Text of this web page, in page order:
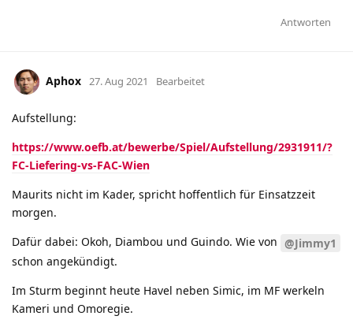
Antworten
Aphox 27. Aug 2021 Bearbeitet
Aufstellung:
https://www.oefb.at/bewerbe/Spiel/Aufstellung/2931911/?
FC-Liefering-vs-FAC-Wien
Maurits nicht im Kader, spricht hoffentlich für Einsatzzeit
morgen.
Dafür dabei: Okoh, Diambou und Guindo. Wie von @Jimmy1
schon angekündigt.
Im Sturm beginnt heute Havel neben Simic, im MF werkeln
Kameri und Omoregie.